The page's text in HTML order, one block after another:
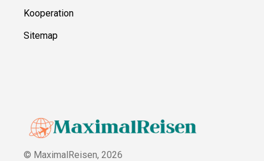
Kooperation
Sitemap
© MaximalReisen, 2026